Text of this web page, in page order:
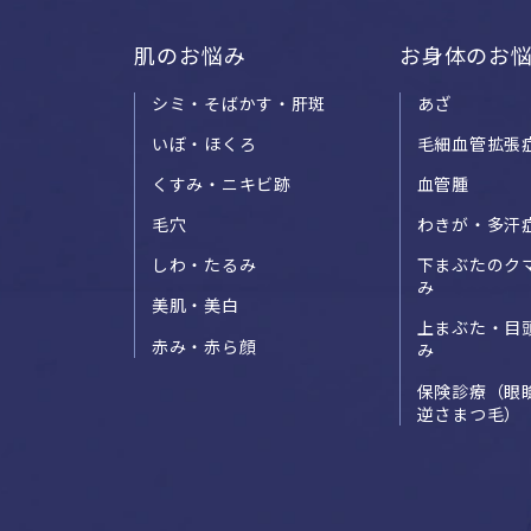
肌のお悩み
シミ・そばかす・肝斑
いぼ・ほくろ
くすみ・ニキビ跡
毛穴
しわ・たるみ
美肌・美白
赤み・赤ら顔
お身体のお
あざ
毛細血管拡張
血管腫
わきが・多汗
下まぶたのク
み
上まぶた・目
み
保険診療（眼
逆さまつ毛）